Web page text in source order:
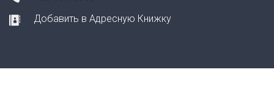
Добавить в Адресную Книжку